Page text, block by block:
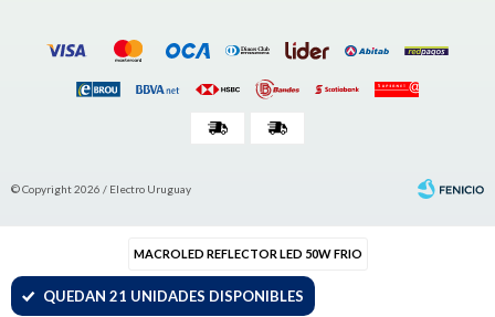
MACROLED REFLECTOR LED 50W FRIO
QUEDAN 21 UNIDADES DISPONIBLES
© Copyright 2026 / Electro Uruguay